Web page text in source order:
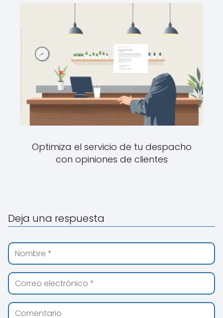
Optimiza el servicio de tu despacho
con opiniones de clientes
Deja una respuesta